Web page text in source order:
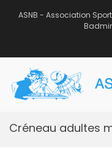
ASNB - Association
Créneau adultes